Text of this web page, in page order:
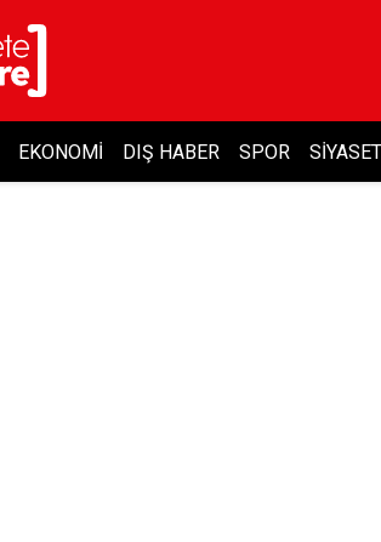
EKONOMI DIŞ HABER SPOR SIYASET